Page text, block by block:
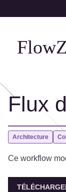
Flux
Architecture
Ce workflow